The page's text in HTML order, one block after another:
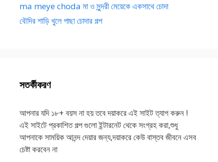
ma meye choda মা ও সুন্দরী মেয়েকে একসাথে চোদা
বৌদির শাড়ি খুলে পাছা চোদার গল্প
সতর্কীকরণ
আপনার যদি ১৮+ বয়স না হয় তবে দয়াকরে এই সাইট ত্যাগ করুন !
এই সাইটে প্রকাশিত গল্প গুলো ইন্টারনেট থেকে সংগ্রহ করা,শুধু
আপনাকে সাময়িক আনন্দ দেয়ার জন্য,দয়াকরে কেউ বাস্তব জীবনে এসব
চেষ্টা করবেন না